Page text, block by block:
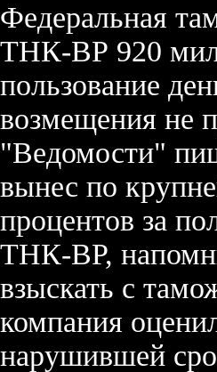
Федеральная
ТНК-ВР 920
пользование
возмещения не
"Ведомости"
вынес по
процентов за
ТНК-ВР,
взыскать с
компания
нарушившей